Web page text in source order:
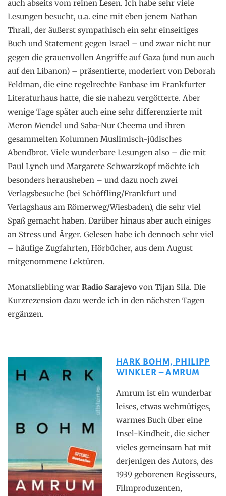
auch abseits vom reinen Lesen. Ich habe sehr viele
Lesungen besucht, u.a. eine mit eben jenem Nathan
Thrall, der äußerst sympathisch ein sehr einseitiges
Buch und Statement gegen Israel – und zwar nicht nur
gegen die grauenvollen Angriffe auf Gaza (und nun auch
auf den Libanon) – präsentierte, moderiert von Deborah
Feldman, die eine regelrechte Fanbase im Frankfurter
Literaturhaus hatte, die sie nahezu vergötterte. Aber
wenige Tage später auch eine sehr differenzierte mit
Meron Mendel und Saba-Nur Cheema und ihren
gesammelten Kolumnen Muslimisch-jüdisches
Abendbrot. Viele wunderbare Lesungen also – die mit
Paul Lynch und Margarete Schwarzkopf möchte ich
besonders herausheben – und dazu noch zwei
Verlagsbesuche (bei Schöffling/Frankfurt und
Verlagshaus am Römerweg/Wiesbaden), die sehr viel
Spaß gemacht haben. Darüber hinaus aber auch einiges
an Stress und Ärger. Gelesen habe ich dennoch sehr viel
– häufige Zugfahrten, Hörbücher, aus dem August
mitgenommene Lektüren.
Monatsliebling war Radio Sarajevo von Tijan Sila. Die
Kurzrezension dazu werde ich in den nächsten Tagen
ergänzen.
HARK BOHM, PHILIPP
WINKLER – AMRUM
Amrum ist ein wunderbar
leises, etwas wehmütiges,
warmes Buch über eine
Insel-Kindheit, die sicher
vieles gemeinsam hat mit
derjenigen des Autors, des
1939 geborenen Regisseurs,
Filmproduzenten,